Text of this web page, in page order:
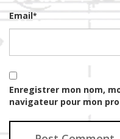
Email*
Enregistrer mon nom,
navigateur pour mon